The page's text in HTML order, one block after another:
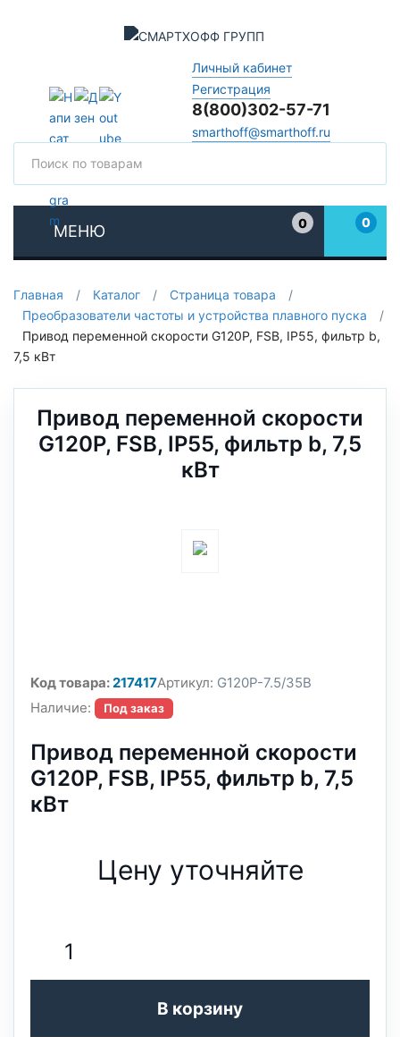
Личный кабинет
Регистрация
8(800)302-57-71
smarthoff@smarthoff.ru
МЕНЮ
0
0
Главная / Каталог / Страница товара
/
Преобразователи частоты и устройства плавного пуска
/
Привод переменной скорости G120P, FSB, IP55, фильтр b,
7,5 кВт
Привод переменной скорости
G120P, FSB, IP55, фильтр b, 7,5
кВт
Код товара:217417Артикул: G120P-7.5/35B
Наличие:
Под заказ
Привод переменной скорости
G120P, FSB, IP55, фильтр b, 7,5
кВт
Цену уточняйте
В корзину